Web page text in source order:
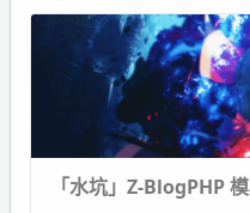
「水坑」Z-BlogPHP